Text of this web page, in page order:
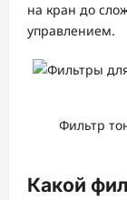
на кран до
управлением.
Фильтр
Какой